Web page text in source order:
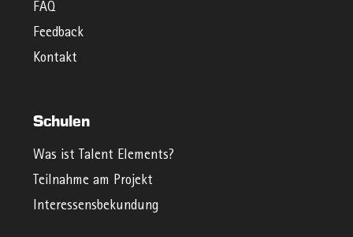
FAQ
Feedback
Kontakt
Schulen
Was ist Talent Elements?
Teilnahme am Projekt
Interessensbekundung